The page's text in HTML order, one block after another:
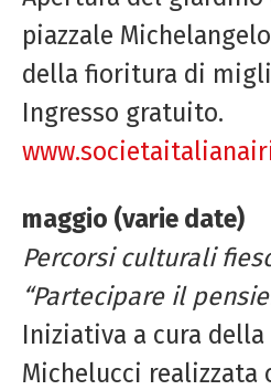
piazzale
della fioritura di
Ingresso gratuito.
maggio (varie date)
Percorsi culturali
“Partecipare il
Iniziativa a cura della
Michelucci